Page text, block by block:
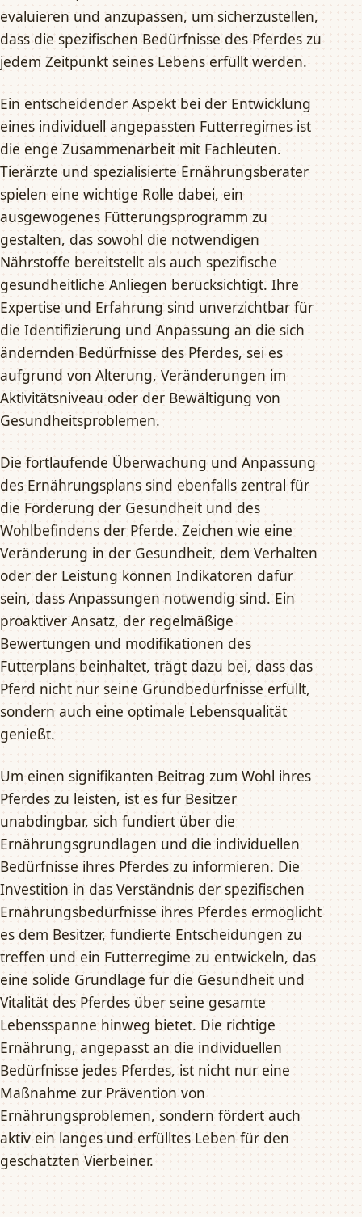
evaluieren und anzupassen, um sicherzustellen,
dass die spezifischen Bedürfnisse des Pferdes zu
jedem Zeitpunkt seines Lebens erfüllt werden.
Ein entscheidender Aspekt bei der Entwicklung
eines individuell angepassten Futterregimes ist
die enge Zusammenarbeit mit Fachleuten.
Tierärzte und spezialisierte Ernährungsberater
spielen eine wichtige Rolle dabei, ein
ausgewogenes Fütterungsprogramm zu
gestalten, das sowohl die notwendigen
Nährstoffe bereitstellt als auch spezifische
gesundheitliche Anliegen berücksichtigt. Ihre
Expertise und Erfahrung sind unverzichtbar für
die Identifizierung und Anpassung an die sich
ändernden Bedürfnisse des Pferdes, sei es
aufgrund von Alterung, Veränderungen im
Aktivitätsniveau oder der Bewältigung von
Gesundheitsproblemen.
Die fortlaufende Überwachung und Anpassung
des Ernährungsplans sind ebenfalls zentral für
die Förderung der Gesundheit und des
Wohlbefindens der Pferde. Zeichen wie eine
Veränderung in der Gesundheit, dem Verhalten
oder der Leistung können Indikatoren dafür
sein, dass Anpassungen notwendig sind. Ein
proaktiver Ansatz, der regelmäßige
Bewertungen und modifikationen des
Futterplans beinhaltet, trägt dazu bei, dass das
Pferd nicht nur seine Grundbedürfnisse erfüllt,
sondern auch eine optimale Lebensqualität
genießt.
Um einen signifikanten Beitrag zum Wohl ihres
Pferdes zu leisten, ist es für Besitzer
unabdingbar, sich fundiert über die
Ernährungsgrundlagen und die individuellen
Bedürfnisse ihres Pferdes zu informieren. Die
Investition in das Verständnis der spezifischen
Ernährungsbedürfnisse ihres Pferdes ermöglicht
es dem Besitzer, fundierte Entscheidungen zu
treffen und ein Futterregime zu entwickeln, das
eine solide Grundlage für die Gesundheit und
Vitalität des Pferdes über seine gesamte
Lebensspanne hinweg bietet. Die richtige
Ernährung, angepasst an die individuellen
Bedürfnisse jedes Pferdes, ist nicht nur eine
Maßnahme zur Prävention von
Ernährungsproblemen, sondern fördert auch
aktiv ein langes und erfülltes Leben für den
geschätzten Vierbeiner.